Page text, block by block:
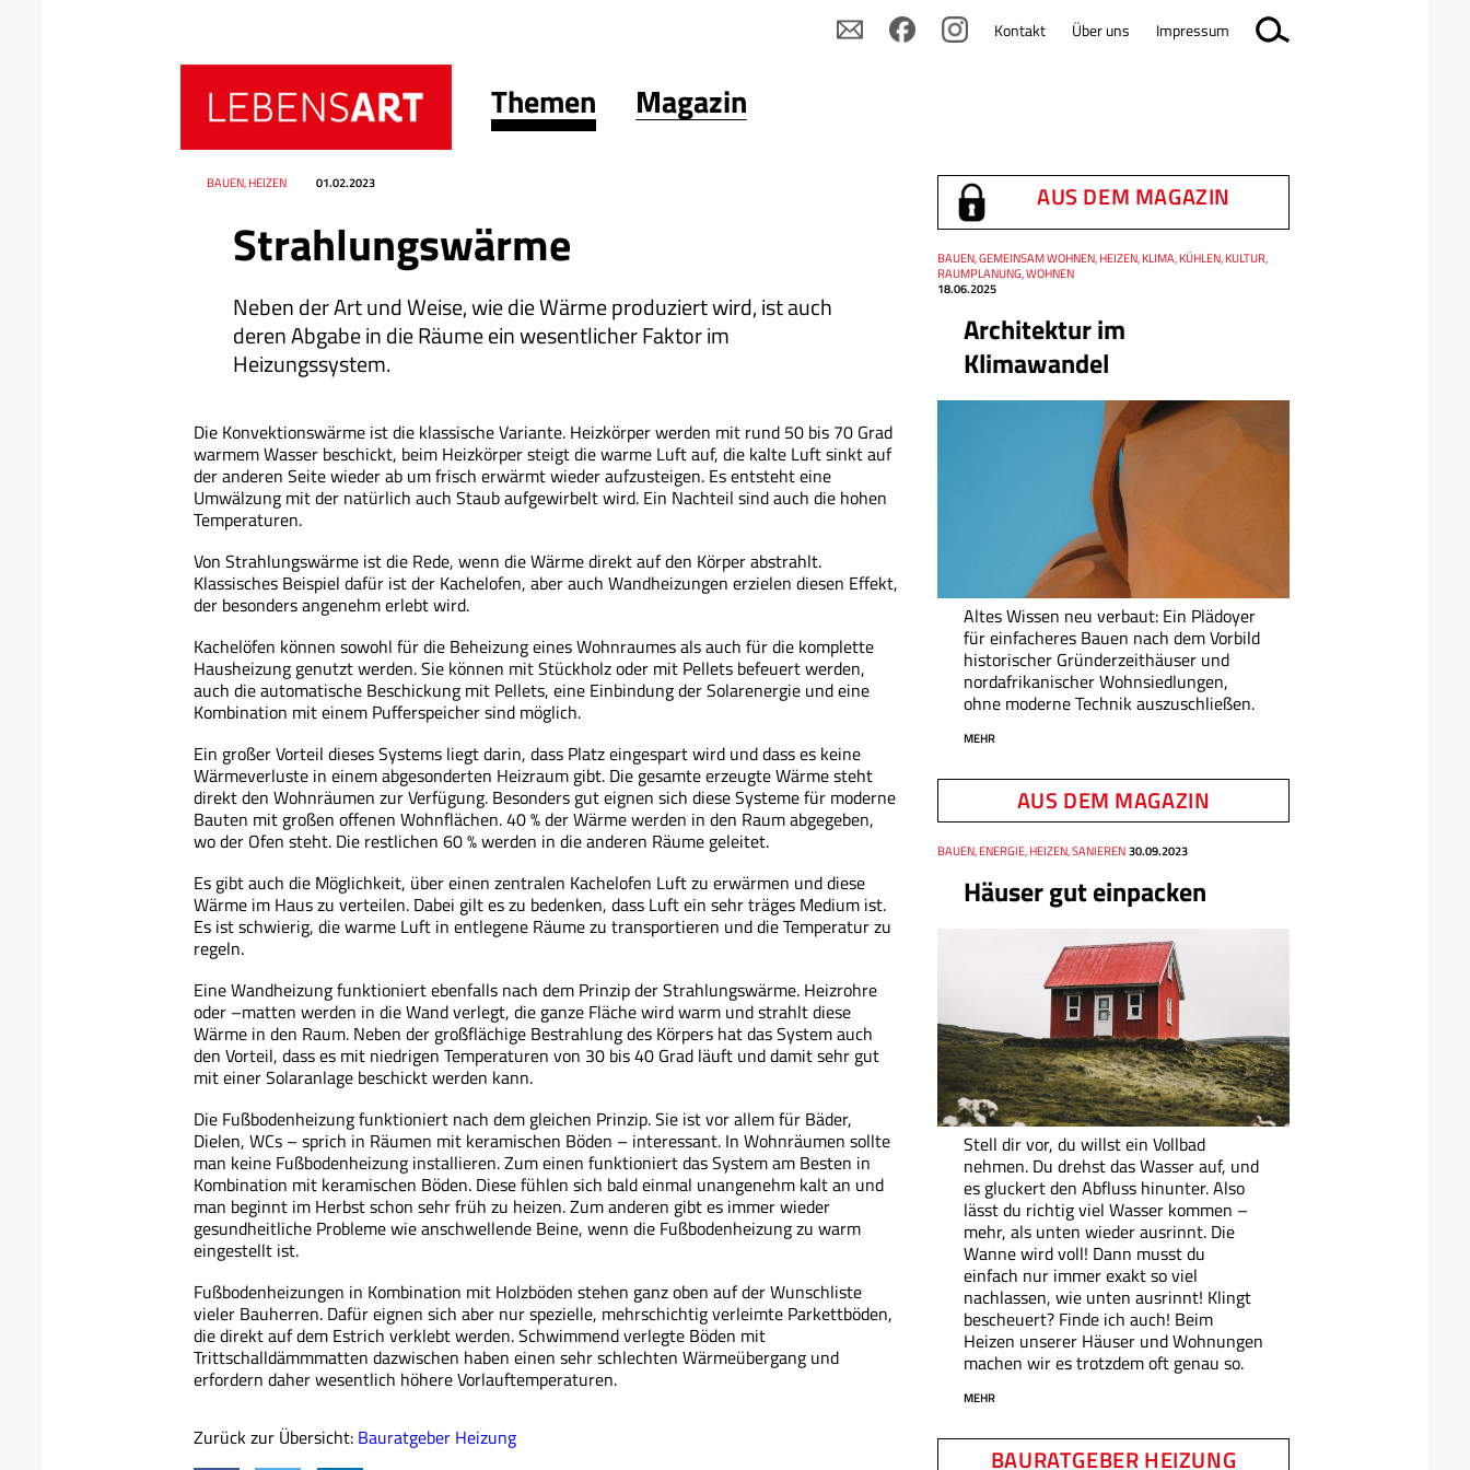
Themen Magazin
Strahlungswärme
Neben der Art und Weise, wie die Wärme produziert wird, ist auch
deren Abgabe in die Räume ein wesentlicher Faktor im
Heizungssystem.
Datum 01.02.2023
RessortBAUEN, HEIZEN
Die Konvektionswärme ist die klassische Variante. Heizkörper werden mit rund 50 bis 70 Grad
warmem Wasser beschickt, beim Heizkörper steigt die warme Luft auf, die kalte Luft sinkt auf
der anderen Seite wieder ab um frisch erwärmt wieder aufzusteigen. Es entsteht eine
Umwälzung mit der natürlich auch Staub aufgewirbelt wird. Ein Nachteil sind auch die hohen
Temperaturen.
Von Strahlungswärme ist die Rede, wenn die Wärme direkt auf den Körper abstrahlt.
Klassisches Beispiel dafür ist der Kachelofen, aber auch Wandheizungen erzielen diesen Effekt,
der besonders angenehm erlebt wird.
Kachelöfen können sowohl für die Beheizung eines Wohnraumes als auch für die komplette
Hausheizung genutzt werden. Sie können mit Stückholz oder mit Pellets befeuert werden,
auch die automatische Beschickung mit Pellets, eine Einbindung der Solarenergie und eine
Kombination mit einem Pufferspeicher sind möglich.
Ein großer Vorteil dieses Systems liegt darin, dass Platz eingespart wird und dass es keine
Wärmeverluste in einem abgesonderten Heizraum gibt. Die gesamte erzeugte Wärme steht
direkt den Wohnräumen zur Verfügung. Besonders gut eignen sich diese Systeme für moderne
Bauten mit großen offenen Wohnflächen. 40 % der Wärme werden in den Raum abgegeben,
wo der Ofen steht. Die restlichen 60 % werden in die anderen Räume geleitet.
Es gibt auch die Möglichkeit, über einen zentralen Kachelofen Luft zu erwärmen und diese
Wärme im Haus zu verteilen. Dabei gilt es zu bedenken, dass Luft ein sehr träges Medium ist.
Es ist schwierig, die warme Luft in entlegene Räume zu transportieren und die Temperatur zu
regeln.
Eine Wandheizung funktioniert ebenfalls nach dem Prinzip der Strahlungswärme. Heizrohre
oder –matten werden in die Wand verlegt, die ganze Fläche wird warm und strahlt diese
Wärme in den Raum. Neben der großflächige Bestrahlung des Körpers hat das System auch
den Vorteil, dass es mit niedrigen Temperaturen von 30 bis 40 Grad läuft und damit sehr gut
mit einer Solaranlage beschickt werden kann.
Die Fußbodenheizung funktioniert nach dem gleichen Prinzip. Sie ist vor allem für Bäder,
Dielen, WCs – sprich in Räumen mit keramischen Böden – interessant. In Wohnräumen sollte
man keine Fußbodenheizung installieren. Zum einen funktioniert das System am Besten in
Kombination mit keramischen Böden. Diese fühlen sich bald einmal unangenehm kalt an und
man beginnt im Herbst schon sehr früh zu heizen. Zum anderen gibt es immer wieder
gesundheitliche Probleme wie anschwellende Beine, wenn die Fußbodenheizung zu warm
eingestellt ist.
Fußbodenheizungen in Kombination mit Holzböden stehen ganz oben auf der Wunschliste
vieler Bauherren. Dafür eignen sich aber nur spezielle, mehrschichtig verleimte Parkettböden,
die direkt auf dem Estrich verklebt werden. Schwimmend verlegte Böden mit
Trittschalldämmmatten dazwischen haben einen sehr schlechten Wärmeübergang und
erfordern daher wesentlich höhere Vorlauftemperaturen.
Zurück zur Übersicht: Bauratgeber Heizung
AUS DEM MAGAZIN
Architektur im
Klimawandel
Thema
BAUEN, GEMEINSAM WOHNEN, HEIZEN, KLIMA, KÜHLEN, KULTUR,
RAUMPLANUNG, WOHNEN
Datum
18.06.2025
Altes Wissen neu verbaut: Ein Plädoyer
für einfacheres Bauen nach dem Vorbild
historischer Gründerzeithäuser und
nordafrikanischer Wohnsiedlungen,
ohne moderne Technik auszuschließen.
MEHR
AUS DEM MAGAZIN
Häuser gut einpacken
Thema
BAUEN, ENERGIE, HEIZEN, SANIEREN
Datum 30.09.2023
Stell dir vor, du willst ein Vollbad
nehmen. Du drehst das Wasser auf, und
es gluckert den Abfluss hinunter. Also
lässt du richtig viel Wasser kommen –
mehr, als unten wieder ausrinnt. Die
Wanne wird voll! Dann musst du
einfach nur immer exakt so viel
nachlassen, wie unten ausrinnt! Klingt
bescheuert? Finde ich auch! Beim
Heizen unserer Häuser und Wohnungen
machen wir es trotzdem oft genau so.
MEHR
BAURATGEBER HEIZUNG
Kontakt Über uns Impressum